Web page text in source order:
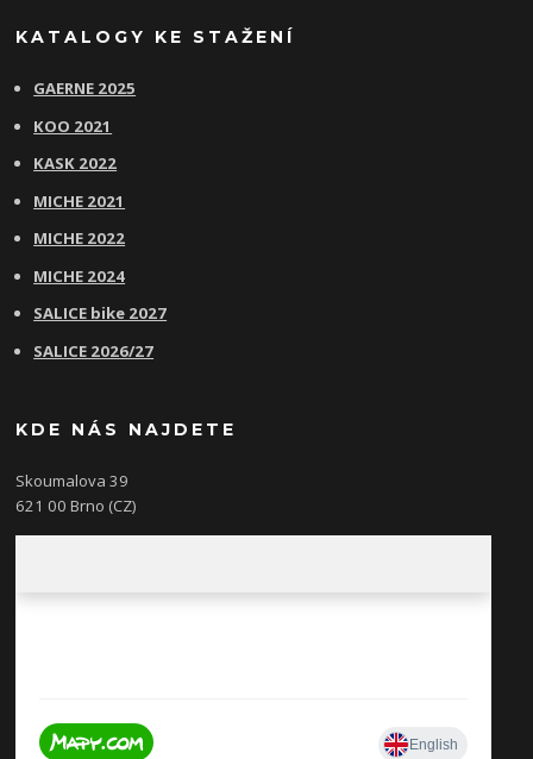
KATALOGY KE STAŽENÍ
GAERNE 2025
KOO 2021
KASK 2022
MICHE 2021
MICHE 2022
MICHE 2024
SALICE bike 2027
SALICE 2026/27
KDE NÁS NAJDETE
Skoumalova 39
621 00 Brno (CZ)